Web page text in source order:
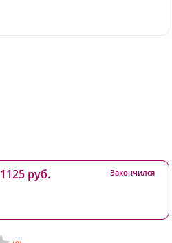
1125 руб. Закончился